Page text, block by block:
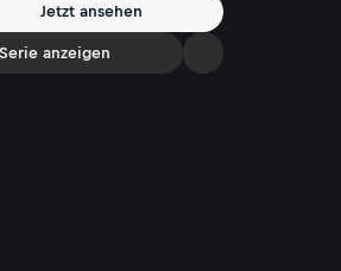
Jetzt ansehen
Serie anzeigen